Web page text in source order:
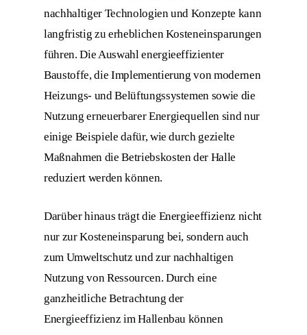
nachhaltiger Technologien und Konzepte kann
langfristig zu erheblichen Kosteneinsparungen
führen. Die Auswahl energieeffizienter
Baustoffe, die Implementierung von modernen
Heizungs- und Belüftungssystemen sowie die
Nutzung erneuerbarer Energiequellen sind nur
einige Beispiele dafür, wie durch gezielte
Maßnahmen die Betriebskosten der Halle
reduziert werden können.
Darüber hinaus trägt die Energieeffizienz nicht
nur zur Kosteneinsparung bei, sondern auch
zum Umweltschutz und zur nachhaltigen
Nutzung von Ressourcen. Durch eine
ganzheitliche Betrachtung der
Energieeffizienz im Hallenbau können